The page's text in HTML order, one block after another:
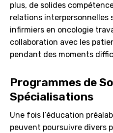
plus, de solides
relations interpersonnelles
infirmiers en oncologie
collaboration avec les
pendant des moments
Programmes de
Spécialisations
Une fois l’éducation
peuvent poursuivre divers